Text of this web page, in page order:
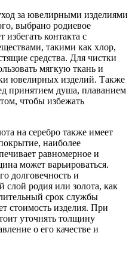
за ювелирными изделиями
выбрано родиевое
избегать контакта с
такими как хлор,
средства. Для чистки
мягкую ткань и
ювелирных изделий. Также
принятием душа, плаванием
чтобы избежать
на серебро также имеет
наиболее
равномерное и
может варьироваться.
долговечность и
слой родия или золота, как
срок службы
стоимость изделия. При
уточнять толщину
о его качестве и